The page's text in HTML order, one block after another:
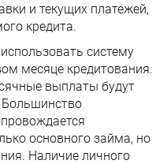
и текущих платежей,
кредита.
систему
месяце кредитования.
выплаты будут
Большинство
основного займа, но
Наличие личного